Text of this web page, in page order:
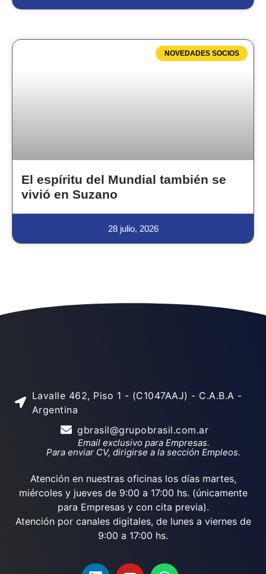
NOVEDADES SOCIOS
El espíritu del Mundial también se
vivió en Suzano
28 julio, 2026
Lavalle 462, Piso 1 - (C1047AAJ) - C.A.B.A -
Argentina
gbrasil@grupobrasil.com.ar
Email exclusivo para Empresas.
Para enviar CV, dirigirse a la sección Empleos.
Atención en nuestras oficinas los días martes,
miércoles y jueves de 9:00 a 17:00 hs. (únicamente
para Empresas y con cita previa).
Atención por canales digitales, de lunes a viernes de
9:00 a 17:00 hs.